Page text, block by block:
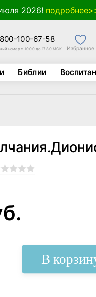
2026!
100-67-58
номер с 10:00 до 17:30 МСК Избранное
Библии
В